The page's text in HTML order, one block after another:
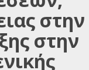
στην
στην